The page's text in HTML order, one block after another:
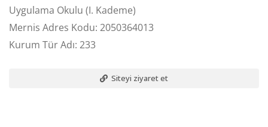
Uygulama Okulu (I. Kademe)
Mernis Adres Kodu: 2050364013
Kurum Tür Adı: 233
Siteyi ziyaret et